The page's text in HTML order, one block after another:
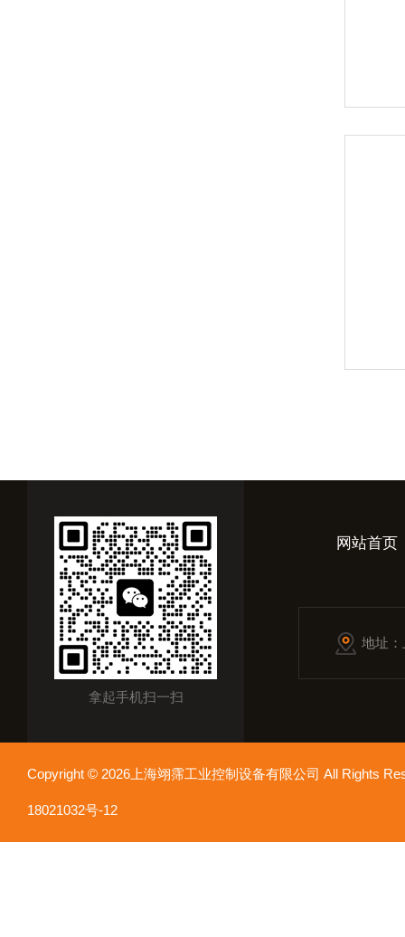
拿起手机扫一扫
网站首页
地址
Copyright © 2026上海翊霈工业控制设备有限公司 All Rights
18021032号-12